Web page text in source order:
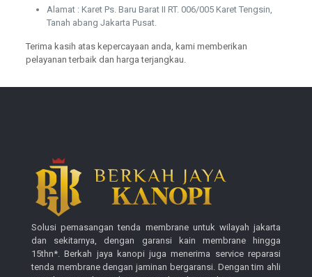
Alamat : Karet Ps. Baru Barat II RT. 006/005 Karet Tengsin,
Tanah abang Jakarta Pusat.
Terima kasih atas kepercayaan anda, kami memberikan
pelayanan terbaik dan harga terjangkau.
Solusi pemasangan tenda membrane untuk wilayah jakarta
dan sekitarnya, dengan garansi kain membrane hingga
15thn*. Berkah jaya kanopi juga menerima service reparasi
tenda membrane dengan jaminan bergaransi. Dengan tim ahli